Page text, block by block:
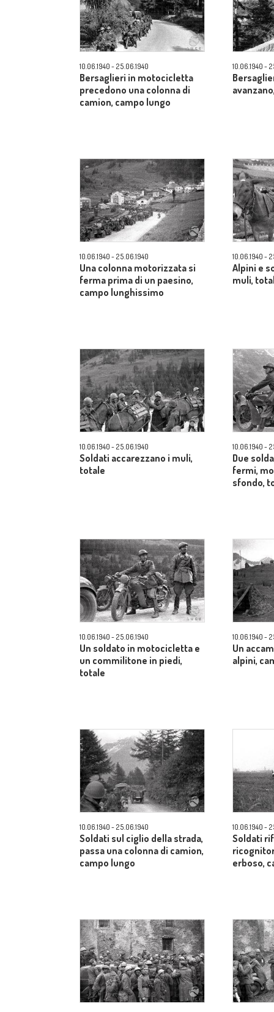
10.06.1940 - 25.06.1940
Bersaglieri in motocicletta
precedono una colonna di
camion, campo lungo
10.06.1940 -
10.06.1940 - 25.06.1940
Una colonna motorizzata si
ferma prima di un paesino,
campo lunghissimo
10.06.1940 -
Alpini e
muli,
10.06.1940 - 25.06.1940
Soldati accarezzano i muli,
totale
10.06.1940 -
Due
fermi,
sfondo,
10.06.1940 - 25.06.1940
Un soldato in motocicletta e
un commilitone in piedi,
totale
10.06.1940 -
Un
alpini,
10.06.1940 - 25.06.1940
Soldati sul ciglio della strada,
passa una colonna di camion,
campo lungo
10.06.1940 -
Soldati
erboso,